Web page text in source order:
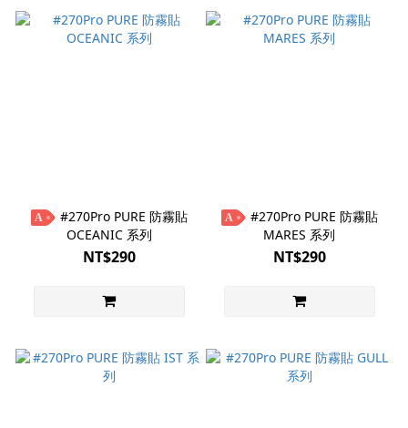
A
OCEANIC 系列
NT$290
A
MARES 系列
NT$290